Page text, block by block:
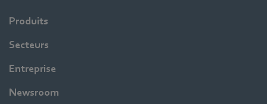
Produits
Secteurs
Entreprise
Newsroom